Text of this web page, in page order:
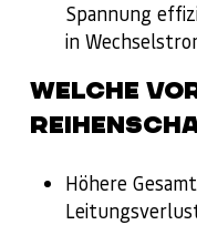
Spannung
in
WELCHE
Höhere